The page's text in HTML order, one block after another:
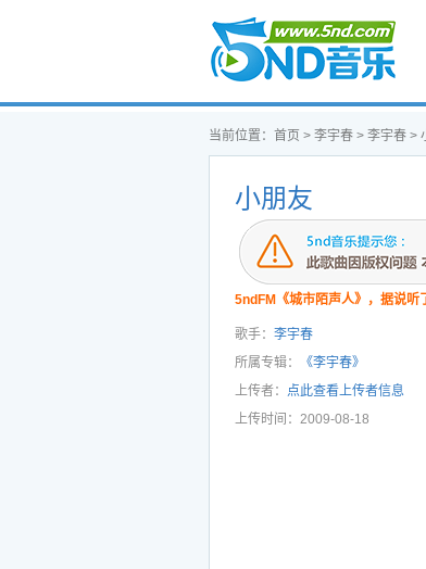
首页
当前位置： 首页 > 李宇春 > 李宇春 >
小朋友
5ndFM《城市陌声人》，据说听
歌手： 李宇春
所属专辑：
《李宇春》
上传者： 点此查看上传者信息
上传时间：2009-08-18